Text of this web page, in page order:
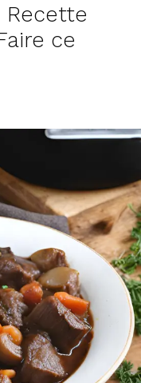
Recette
ce